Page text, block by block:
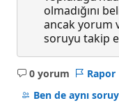
olmadığını
ancak yorum
soruyu takip
0 yorum
Açıklama
yok
Rapor
Ben de aynı